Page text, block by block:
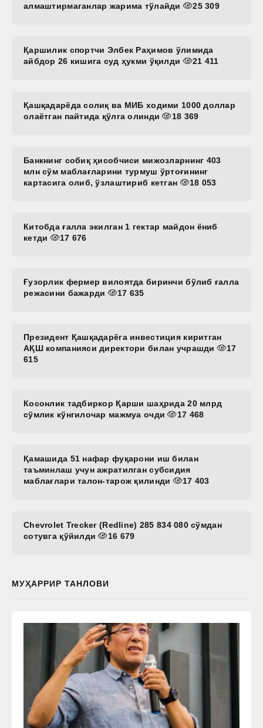
алмаштирмаганлар жарима тўлайди
25 309
Қаршилик спортчи Элбек Раҳимов ўлимида
айбдор 26 кишига суд ҳукми ўқилди
21 411
Қашқадарёда солиқ ва МИБ ходими 1000 доллар
олаётган пайтида қўлга олинди
18 369
Банкнинг собиқ ҳисобчиси мижозларнинг 403
млн сўм маблағларини турмуш ўртоғининг
картасига олиб, ўзлаштириб кетган
18 053
Китобда ғалла экилган 1 гектар майдон ёниб
кетди
17 676
Ғузорлик фермер вилоятда биринчи бўлиб ғалла
режасини бажарди
17 635
Президент Қашқадарёга инвестиция киритган
АҚШ компанияси директори билан учрашди
17
615
Косонлик тадбиркор Қарши шаҳрида 20 млрд
сўмлик кўнгилочар мажмуа очди
17 468
Қамашида 51 нафар фуқарони иш билан
таъминлаш учун ажратилган субсидия
маблағлари талон-тарож қилинди
17 403
Chevrolet Trecker (Redline) 285 834 080 сўмдан
сотувга қўйилди
16 679
МУҲАРРИР ТАНЛОВИ